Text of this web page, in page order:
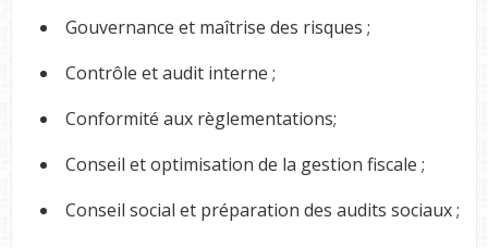
Gouvernance et maîtrise des risques ;
Contrôle et audit interne ;
Conformité aux règlementations;
Conseil et optimisation de la gestion fiscale ;
Conseil social et préparation des audits sociaux ;